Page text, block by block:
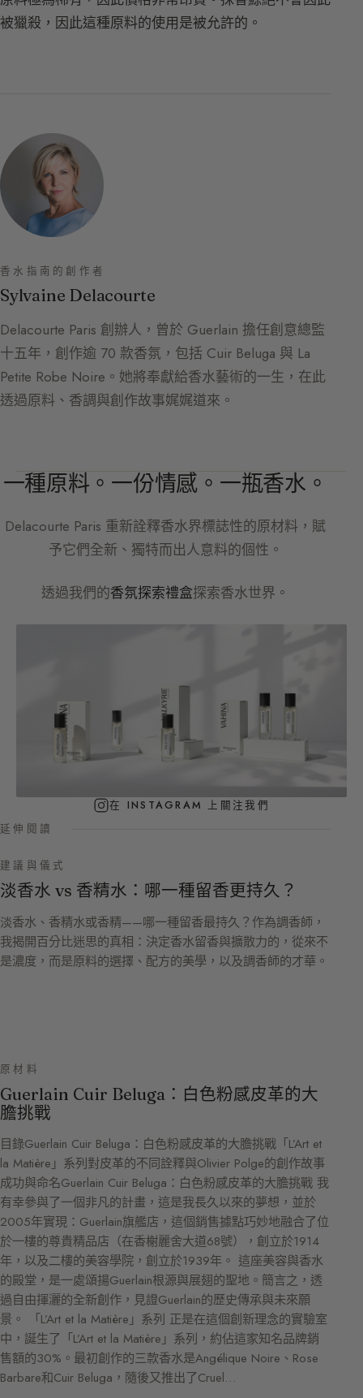
被獵殺，因此這種原料的使用是被允許的。
香水指南的創作者
Sylvaine Delacourte
Delacourte Paris 創辦人，曾於 Guerlain 擔任創意總監
十五年，創作逾 70 款香氛，包括 Cuir Beluga 與 La
Petite Robe Noire。她將奉獻給香水藝術的一生，在此
透過原料、香調與創作故事娓娓道來。
一種原料。一份情感。一瓶香水。
Delacourte Paris 重新詮釋香水界標誌性的原材料，賦
予它們全新、獨特而出人意料的個性。
透過我們的香氛探索禮盒探索香水世界。
在 INSTAGRAM 上關注我們
延伸閱讀
建議與儀式
淡香水 vs 香精水：哪一種留香更持久？
淡香水、香精水或香精——哪一種留香最持久？作為調香師，
我揭開百分比迷思的真相：決定香水留香與擴散力的，從來不
是濃度，而是原料的選擇、配方的美學，以及調香師的才華。
原材料
Guerlain Cuir Beluga：白色粉感皮革的大
膽挑戰
目錄Guerlain Cuir Beluga：白色粉感皮革的大膽挑戰「L’Art et
la Matière」系列對皮革的不同詮釋與Olivier Polge的創作故事
成功與命名Guerlain Cuir Beluga：白色粉感皮革的大膽挑戰 我
有幸參與了一個非凡的計畫，這是我長久以來的夢想，並於
2005年實現：Guerlain旗艦店，這個銷售據點巧妙地融合了位
於一樓的尊貴精品店（在香榭麗舍大道68號），創立於1914
年，以及二樓的美容學院，創立於1939年。 這座美容與香水
的殿堂，是一處頌揚Guerlain根源與展翅的聖地。簡言之，透
過自由揮灑的全新創作，見證Guerlain的歷史傳承與未來願
景。 「L’Art et la Matière」系列 正是在這個創新理念的實驗室
中，誕生了「L’Art et la Matière」系列，約佔這家知名品牌銷
售額的30%。最初創作的三款香水是Angélique Noire、Rose
Barbare和Cuir Beluga，隨後又推出了Cruel…